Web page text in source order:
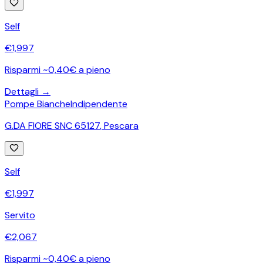
Self
€1,997
Risparmi ~0,40€ a pieno
Dettagli →
Pompe BiancheIndipendente
G.DA FIORE SNC 65127,Pescara
Self
€1,997
Servito
€2,067
Risparmi ~0,40€ a pieno